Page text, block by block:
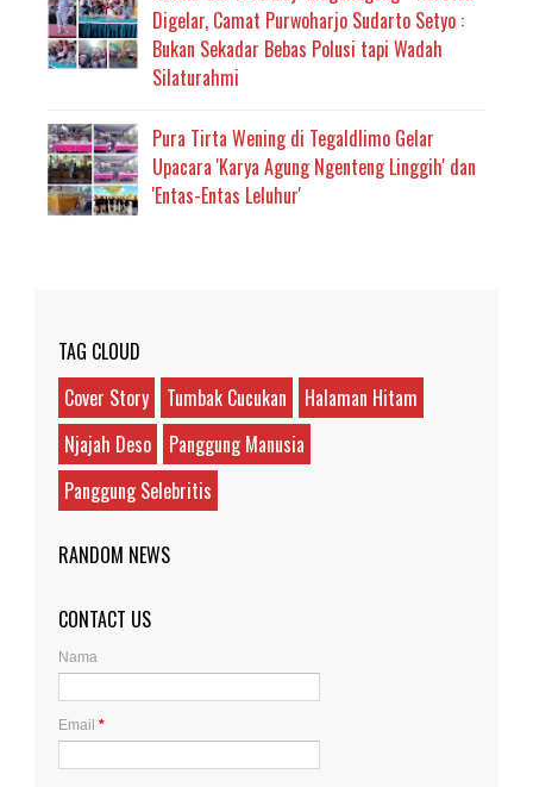
Digelar, Camat Purwoharjo Sudarto Setyo :
Bukan Sekadar Bebas Polusi tapi Wadah
Silaturahmi
Pura Tirta Wening di Tegaldlimo Gelar
Upacara 'Karya Agung Ngenteng Linggih' dan
'Entas-Entas Leluhur'
TAG CLOUD
Cover Story
Tumbak Cucukan
Halaman Hitam
Njajah Deso
Panggung Manusia
Panggung Selebritis
RANDOM NEWS
CONTACT US
Nama
Email *